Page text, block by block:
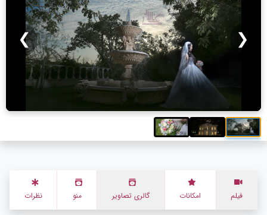
❮
❯
فیلم امکانات گالری تصاویر منو نظرات